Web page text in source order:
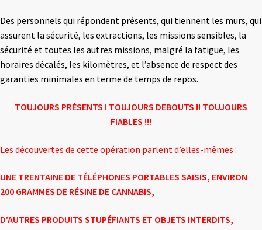
Des personnels qui répondent présents, qui tiennent les murs, qui
assurent la sécurité, les extractions, les missions sensibles, la
sécurité et toutes les autres missions, malgré la fatigue, les
horaires décalés, les kilomètres, et l’absence de respect des
garanties minimales en terme de temps de repos.
TOUJOURS PRÉSENTS ! TOUJOURS DEBOUTS !! TOUJOURS
FIABLES !!!
Les découvertes de cette opération parlent d’elles-mêmes :
UNE TRENTAINE DE TÉLÉPHONES PORTABLES SAISIS, ENVIRON
200 GRAMMES DE RÉSINE DE CANNABIS,
D’AUTRES PRODUITS STUPÉFIANTS ET OBJETS INTERDITS,